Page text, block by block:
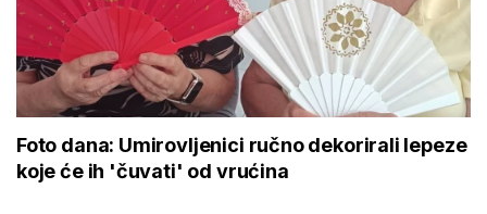
Foto dana: Umirovljenici ručno dekorirali lepeze
koje će ih 'čuvati' od vrućina